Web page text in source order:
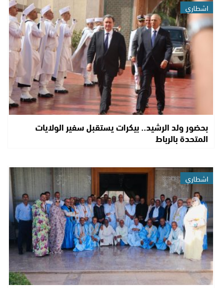
اشطاري
بحضور ولد الرشيد.. بيكرات يستقبل سفير الولايات
المتحدة بالرباط
اشطاري